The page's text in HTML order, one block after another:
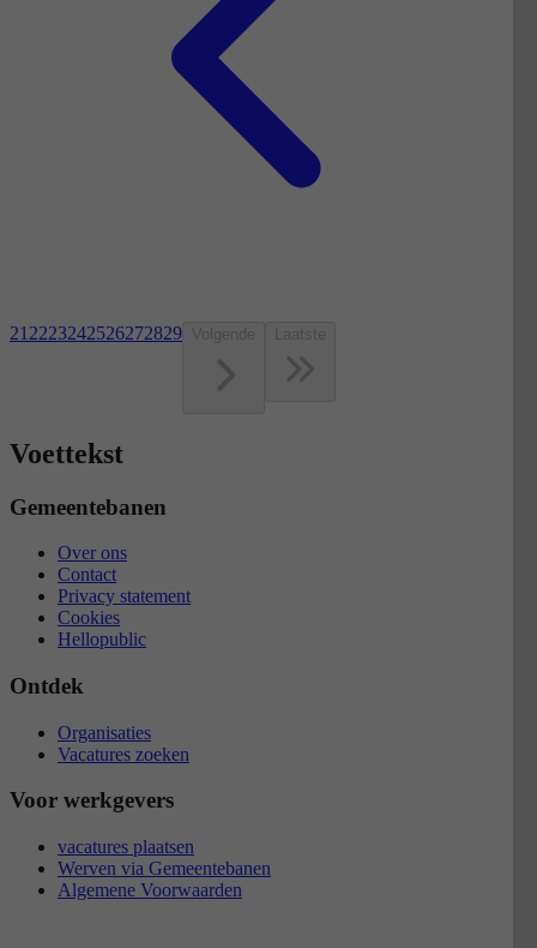
21 2223242526272829 Volgende Laatste
Voettekst
Gemeentebanen
Over ons
Contact
Privacy statement
Cookies
Hellopublic
Ontdek
Organisaties
Vacatures zoeken
Voor werkgevers
vacatures plaatsen
Werven via Gemeentebanen
Algemene Voorwaarden